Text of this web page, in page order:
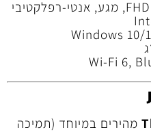
מהירים במיוחד (תמיכה